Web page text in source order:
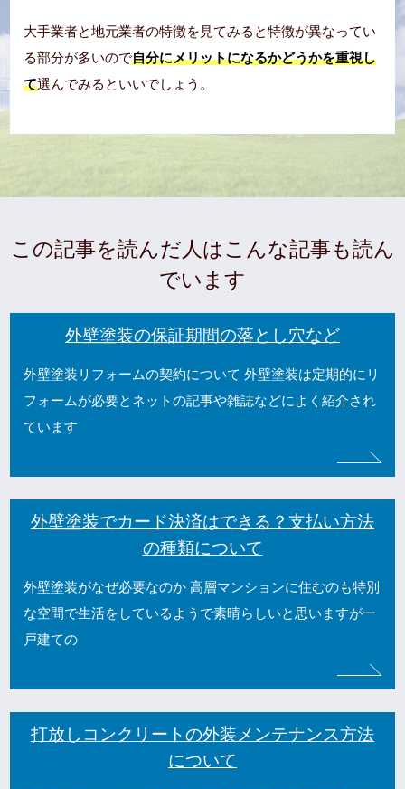
大手業者と地元業者の特徴を見てみると特徴が異なってい
る部分が多いので自分にメリットになるかどうかを重視し
て選んでみるといいでしょう。
この記事を読んだ人はこんな記事も読ん
でいます
外壁塗装の保証期間の落とし穴など
外壁塗装リフォームの契約について 外壁塗装は定期的にリ
フォームが必要とネットの記事や雑誌などによく紹介され
ています
外壁塗装でカード決済はできる？支払い方法
の種類について
外壁塗装がなぜ必要なのか 高層マンションに住むのも特別
な空間で生活をしているようで素晴らしいと思いますが一
戸建ての
打放しコンクリートの外装メンテナンス方法
について